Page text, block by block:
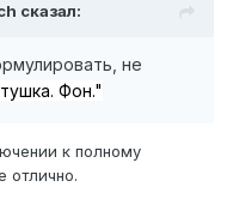
сказал:
не
Фон."
к полному
отлично.